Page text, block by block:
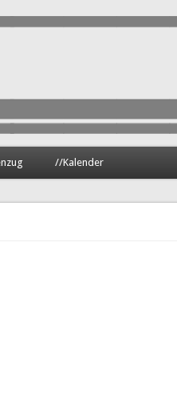
//Kalender